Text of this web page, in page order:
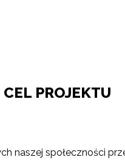
CEL PROJEKTU
naszej społeczności